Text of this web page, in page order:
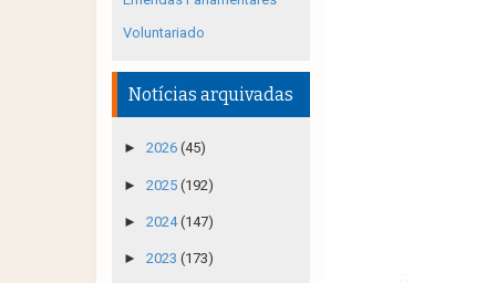
Voluntariado
Notícias arquivadas
► 2026 (45)
► 2025 (192)
► 2024(147)
► 2023 (173)